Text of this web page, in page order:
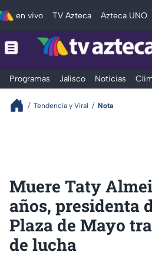
en vivo TV Azteca Azteca UNO
Programas Jalisco Noticias
Tendencia y Viral Nota
Muere Taty
años, presidenta
Plaza de Mayo
de lucha